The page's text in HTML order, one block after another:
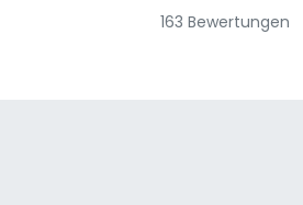
163 Bewertungen